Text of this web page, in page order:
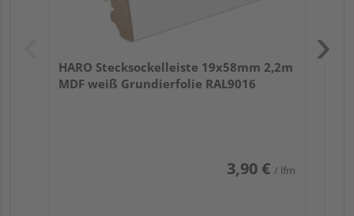
HARO Stecksockelleiste 19x58mm 2,2m
MDF weiß Grundierfolie RAL9016
3,90 € / lfm